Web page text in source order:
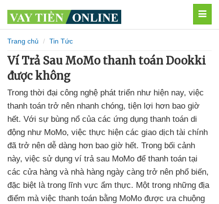
Trang chủ Tin Tức
Ví Trả Sau MoMo thanh toán Dookki
được không
Trong thời đại công nghệ phát triển như hiện nay, việc
thanh toán trở nên nhanh chóng, tiện lợi hơn bao giờ
hết. Với sự bùng nổ của các ứng dụng thanh toán di
động như MoMo, việc thực hiện các giao dịch tài chính
đã trở nên dễ dàng hơn bao giờ hết. Trong bối cảnh
này, việc sử dụng ví trả sau MoMo để thanh toán tại
các cửa hàng và nhà hàng ngày càng trở nên phổ biến,
đặc biệt là trong lĩnh vực ẩm thực. Một trong những địa
điểm mà việc thanh toán bằng MoMo được ưa chuộng